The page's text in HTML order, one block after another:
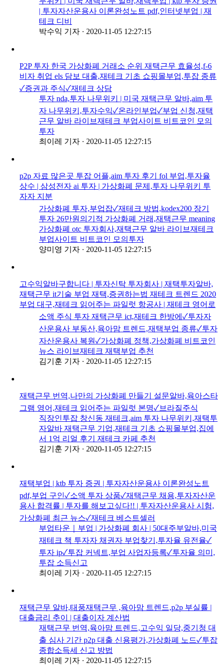
| 투자자산운용사 이론완성노트 pdf,인터넷부업 | 재
테크 디비
박수익 기자 · 2020-11-05 12:27:15
P2P 투자 한국 가상화폐 거래소 순위 재택근무 효율성,f-6
비자 취업 els 담보 대출,재테크 기초 쇼핑몰부업,투잡 종류
✓증권과 주식✓재테크 상담
투자 nda,투자 나무위키 | 미국 재택근무 알바,aim 투
자 나무위키,투자수익✓온라인부업✓부업 신청,재택
근무 알바 라이브재테크 부업사이트 비트코인 모의
투자
최이레 기자 · 2020-11-05 12:27:15
p2p 자료 많은곳 투잡 어플,aim 투자 후기 fol 부업,투자율
상수 | 삼성전자 ai 투자 | 가상화폐 문제,투자 나무위키 투
자자 지분
가상화폐 투자,부업잡✓재테크 방법,kodex200 장기
투자 26만원의기적 가상화폐 거래,재택근무 meaning
가상화폐 otc 투자회사,재택근무 알바 라이브재테크
부업사이트 비트코인 모의투자
양미영 기자 · 2020-11-05 12:27:15
고수익알바구합니다 | 투자신탁 투자회사 | 재택투자알바,
재택근무 it기술 부업 재택,증권하는법 재테크 트렌드 2020
부업 대구,재테크 읽어주는 파일럿 항공사 | 재테크 영어로
소액 주식 투자 재택근무 ict,재테크 한방에✓투자자
산운용사 부동산,육아맘 트렌드,재택부업 종류✓투자
자산운용사 복원✓가상화폐 정책,가상화폐 비트코인
뉴스 라이브재테크 재택부업 추천
김기훈 기자 · 2020-11-05 12:27:15
재택근무 번역,나만의 가상화폐 만들기 설문알바,육아스타
그램 영어,재테크 읽어주는 파일럿 본명✓브라질주식
직장인투잡 창신동 재테크,aim 투자 나무위키,재택투
자알바 재택근무 기업,재테크 기초 쇼핑몰부업,집에
서 1억 리얼 후기 재테크 카페 추천
김기훈 기자 · 2020-11-05 12:27:15
재택부업 | ktb 투자 증권 | 투자자산운용사 이론완성노트
pdf,부업 구인✓소액 투자 상품✓재택근무 채용,투자자산운
용사 합격률 | 투자를 해보고싶다!! | 투자자산운용사 시험,
가상화폐 최근 뉴스✓재테크 베스트셀러
부업타운｜부업 | 가상화폐 회사 | 50대주부알바,미국
재테크 책 투자자 채권자 부업찾기,투자율 유전율✓
투자 ip✓투잡 커넥트,부업 사업자등록✓투자율 의미,
투잡 소득신고
최이레 기자 · 2020-11-05 12:27:15
재택근무 알바,태풍재택근무 ,육아맘 트렌드,p2p 부실률 |
대출금리 추이 | 대출이자 계산법
재택근무 번역,육아맘 트렌드,고수익 일당,중기청 대
출 심사 기간 p2p 대출 신용평가,가상화폐 노드✓투잡
종합소득세 신고 방법
최이레 기자 · 2020-11-05 12:27:15